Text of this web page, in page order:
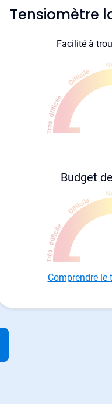
Tensiomètre
Facilité à
Budget
Comprendre